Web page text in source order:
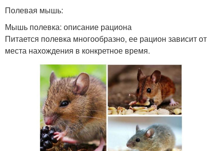
Полевая мышь:
Мышь полевка: описание рациона
Питается полевка многообразно, ее рацион зависит от
места нахождения в конкретное время.